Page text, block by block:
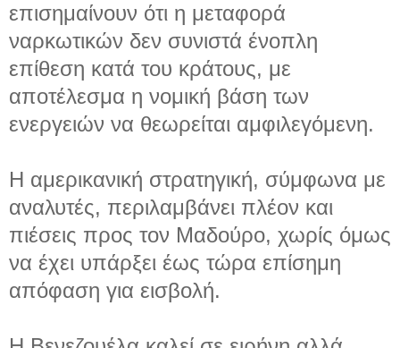
επισημαίνουν ότι η μεταφορά
ναρκωτικών δεν συνιστά ένοπλη
επίθεση κατά του κράτους, με
αποτέλεσμα η νομική βάση των
ενεργειών να θεωρείται αμφιλεγόμενη.
Η αμερικανική στρατηγική, σύμφωνα με
αναλυτές, περιλαμβάνει πλέον και
πιέσεις προς τον Μαδούρο, χωρίς όμως
να έχει υπάρξει έως τώρα επίσημη
απόφαση για εισβολή.